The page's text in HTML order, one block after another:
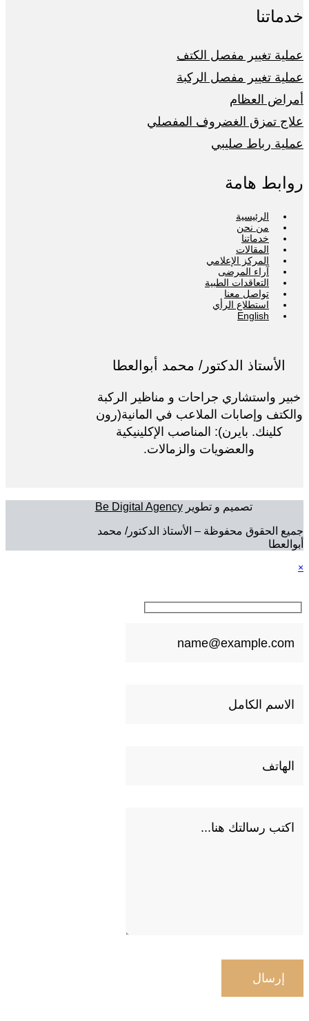
خدماتنا
عملية تغيير مفصل الكتف
عملية تغيير مفصل الركبة
أمراض العظام
علاج تمزق الغضروف المفصلي
عملية رباط صليبي
روابط هامة
الرئيسية
من نحن
خدماتنا
المقالات
المركز الإعلامي
آراء المرضى
التعاقدات الطبية
تواصل معنا
استطلاع الرأي
English
الأستاذ الدكتور/ محمد أبوالعطا
خبير واستشاري جراحات و مناظير الركبة
والكتف وإصابات الملاعب في المانية(رون
كلينك. بايرن): المناصب الإكلينيكية
والعضويات والزمالات.
Be Digital Agency تصميم و تطوير
جميع الحقوق محفوظة – الأستاذ الدكتور/ محمد
أبوالعطا
×